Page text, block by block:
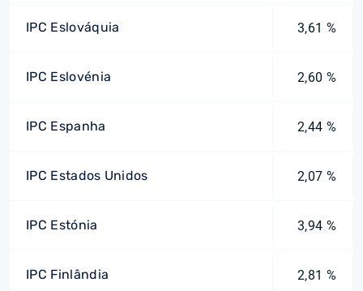
IPC Eslováquia 3,61 %
IPC Eslovénia 2,60 %
IPC Espanha 2,44 %
IPC Estados Unidos 2,07 %
IPC Estónia 3,94 %
IPC Finlândia 2,81 %